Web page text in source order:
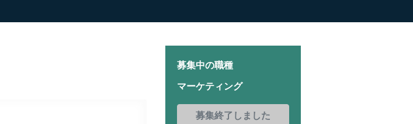
募集中の職種
マーケティング
募集終了しました